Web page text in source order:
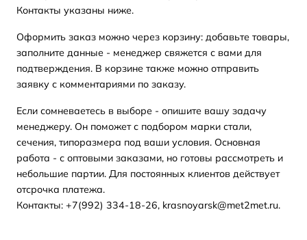
Контакты указаны ниже.
Оформить заказ можно через корзину: добавьте товары,
заполните данные - менеджер свяжется с вами для
подтверждения. В корзине также можно отправить
заявку с комментариями по заказу.
Если сомневаетесь в выборе - опишите вашу задачу
менеджеру. Он поможет с подбором марки стали,
сечения, типоразмера под ваши условия. Основная
работа - с оптовыми заказами, но готовы рассмотреть и
небольшие партии. Для постоянных клиентов действует
отсрочка платежа.
Контакты: +7(992) 334-18-26, krasnoyarsk@met2met.ru.